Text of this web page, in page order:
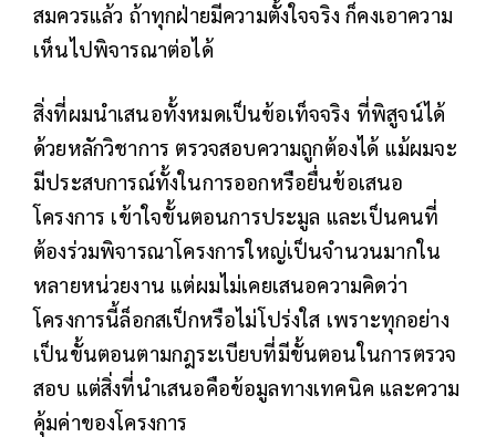
สมควรแล้ว ถ้าทุกฝ่ายมีความตั้งใจจริง ก็คงเอาความ
เห็นไปพิจารณาต่อได้
สิ่งที่ผมนำเสนอทั้งหมดเป็นข้อเท็จจริง ที่พิสูจน์ได้
ด้วยหลักวิชาการ ตรวจสอบความถูกต้องได้ แม้ผมจะ
มีประสบการณ์ทั้งในการออกหรือยื่นข้อเสนอ
โครงการ เข้าใจขั้นตอนการประมูล และเป็นคนที่
ต้องร่วมพิจารณาโครงการใหญ่เป็นจำนวนมากใน
หลายหน่วยงาน แต่ผมไม่เคยเสนอความคิดว่า
โครงการนี้ล็อกสเป็กหรือไม่โปร่งใส เพราะทุกอย่าง
เป็นขั้นตอนตามกฎระเบียบที่มีขั้นตอนในการตรวจ
สอบ แต่สิ่งที่นำเสนอคือข้อมูลทางเทคนิค และความ
คุ้มค่าของโครงการ